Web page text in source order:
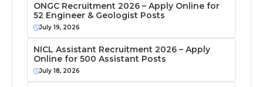
ONGC Recruitment 2026 – Apply Online for
52 Engineer & Geologist Posts
July 19, 2026
NICL Assistant Recruitment 2026 – Apply
Online for 500 Assistant Posts
July 18, 2026